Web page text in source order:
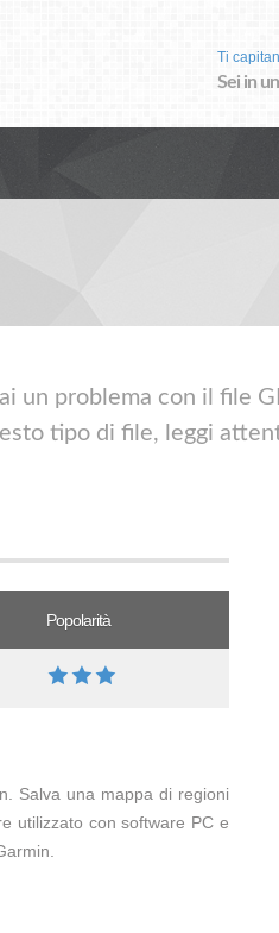
Ti
Sei in
un problema con il file
tipo di file, leggi
Popolarità
Salva una mappa di regioni
utilizzato con software PC e